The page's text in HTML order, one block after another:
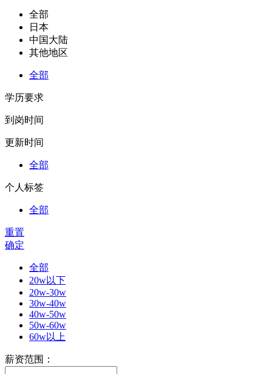
全部
日本
中国大陆
其他地区
全部
学历要求
到岗时间
更新时间
全部
个人标签
全部
重置
确定
全部
20w以下
20w-30w
30w-40w
40w-50w
50w-60w
60w以上
薪资范围：